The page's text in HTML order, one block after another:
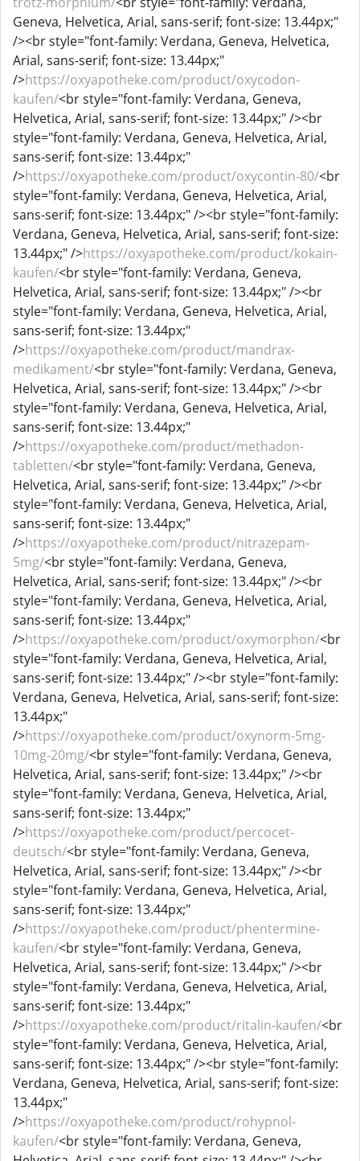
Geneva, Helvetica, Arial, sans-serif; font-size: 13.44px;"
/><br style="font-family: Verdana, Geneva, Helvetica,
Arial, sans-serif; font-size: 13.44px;"
/>https://oxyapotheke.com/product/oxycodon-
kaufen/<br style="font-family: Verdana, Geneva,
Helvetica, Arial, sans-serif; font-size: 13.44px;" /><br
style="font-family: Verdana, Geneva, Helvetica, Arial,
sans-serif; font-size: 13.44px;"
/>https://oxyapotheke.com/product/oxycontin-80/<br
style="font-family: Verdana, Geneva, Helvetica, Arial,
sans-serif; font-size: 13.44px;" /><br style="font-family:
Verdana, Geneva, Helvetica, Arial, sans-serif; font-size:
13.44px;" />https://oxyapotheke.com/product/kokain-
kaufen/<br style="font-family: Verdana, Geneva,
Helvetica, Arial, sans-serif; font-size: 13.44px;" /><br
style="font-family: Verdana, Geneva, Helvetica, Arial,
sans-serif; font-size: 13.44px;"
/>https://oxyapotheke.com/product/mandrax-
medikament/<br style="font-family: Verdana, Geneva,
Helvetica, Arial, sans-serif; font-size: 13.44px;" /><br
style="font-family: Verdana, Geneva, Helvetica, Arial,
sans-serif; font-size: 13.44px;"
/>https://oxyapotheke.com/product/methadon-
tabletten/<br style="font-family: Verdana, Geneva,
Helvetica, Arial, sans-serif; font-size: 13.44px;" /><br
style="font-family: Verdana, Geneva, Helvetica, Arial,
sans-serif; font-size: 13.44px;"
/>https://oxyapotheke.com/product/nitrazepam-
5mg/<br style="font-family: Verdana, Geneva,
Helvetica, Arial, sans-serif; font-size: 13.44px;" /><br
style="font-family: Verdana, Geneva, Helvetica, Arial,
sans-serif; font-size: 13.44px;"
/>https://oxyapotheke.com/product/oxymorphon/<br
style="font-family: Verdana, Geneva, Helvetica, Arial,
sans-serif; font-size: 13.44px;" /><br style="font-family:
Verdana, Geneva, Helvetica, Arial, sans-serif; font-size:
13.44px;"
/>https://oxyapotheke.com/product/oxynorm-5mg-
10mg-20mg/<br style="font-family: Verdana, Geneva,
Helvetica, Arial, sans-serif; font-size: 13.44px;" /><br
style="font-family: Verdana, Geneva, Helvetica, Arial,
sans-serif; font-size: 13.44px;"
/>https://oxyapotheke.com/product/percocet-
deutsch/<br style="font-family: Verdana, Geneva,
Helvetica, Arial, sans-serif; font-size: 13.44px;" /><br
style="font-family: Verdana, Geneva, Helvetica, Arial,
sans-serif; font-size: 13.44px;"
/>https://oxyapotheke.com/product/phentermine-
kaufen/<br style="font-family: Verdana, Geneva,
Helvetica, Arial, sans-serif; font-size: 13.44px;" /><br
style="font-family: Verdana, Geneva, Helvetica, Arial,
sans-serif; font-size: 13.44px;"
/>https://oxyapotheke.com/product/ritalin-kaufen/<br
style="font-family: Verdana, Geneva, Helvetica, Arial,
sans-serif; font-size: 13.44px;" /><br style="font-family:
Verdana, Geneva, Helvetica, Arial, sans-serif; font-size:
13.44px;"
/>https://oxyapotheke.com/product/rohypnol-
kaufen/<br style="font-family: Verdana, Geneva,